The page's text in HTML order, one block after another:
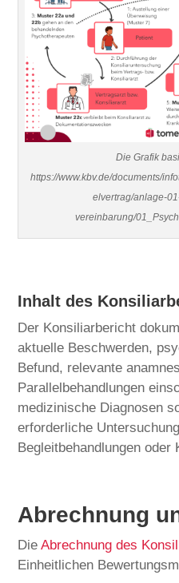
Die Grafik
https://www.kbv.de/documents/
elvertrag/anlage-
vereinbarung/
Inhalt des
Der Konsiliarbericht
aktuelle Beschwerden,
Befund, relevante
Parallelbehandlungen
medizinische Diagnosen
erforderliche
Begleitbehandlungen oder
Abrechnung
DieAbrechnung des
Einheitlichen